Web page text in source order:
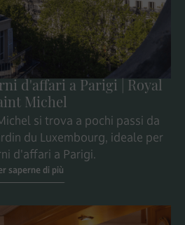
d'affari a Parigi | Royal
Michel
si trova a pochi passi da
du Luxembourg, ideale per
d'affari a Parigi.
saperne di più